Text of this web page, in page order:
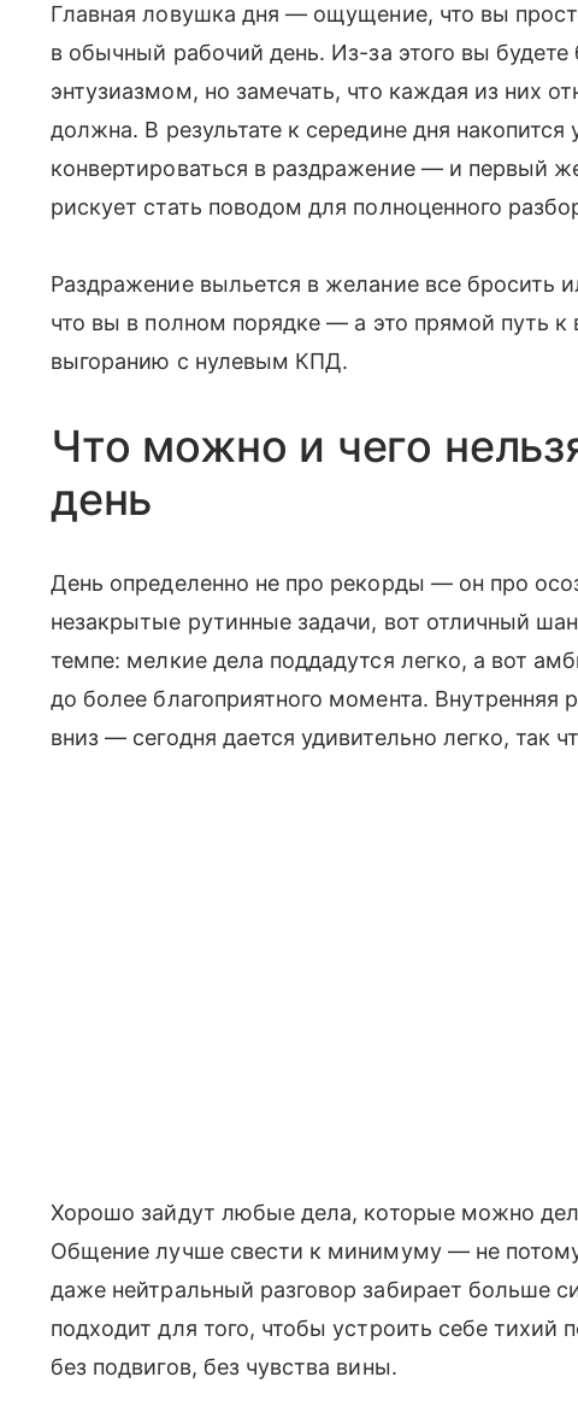
Главная ловушка дня — ощущение, что вы
в обычный рабочий день. Из-за этого вы
энтузиазмом, но замечать, что каждая из них
должна. В результате к середине дня накопится
конвертироваться в раздражение — и первый
рискует стать поводом для полноценного
Раздражение выльется в желание все бросить
что вы в полном порядке — а это прямой путь
выгоранию с нулевым КПД.
Что можно и чего
день
День определенно не про рекорды — он про
незакрытые рутинные задачи, вот отличный
темпе: мелкие дела поддадутся легко, а вот
до более благоприятного момента. Внутренняя
вниз — сегодня дается удивительно легко, так
Хорошо зайдут любые дела, которые можно
Общение лучше свести к минимуму — не
даже нейтральный разговор забирает больше
подходит для того, чтобы устроить себе тихий
без подвигов, без чувства вины.